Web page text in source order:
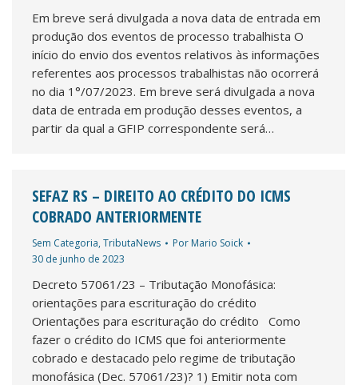
Em breve será divulgada a nova data de entrada em
produção dos eventos de processo trabalhista O
início do envio dos eventos relativos às informações
referentes aos processos trabalhistas não ocorrerá
no dia 1°/07/2023. Em breve será divulgada a nova
data de entrada em produção desses eventos, a
partir da qual a GFIP correspondente será…
SEFAZ RS – DIREITO AO CRÉDITO DO ICMS
COBRADO ANTERIORMENTE
Sem Categoria,TributaNews Por Mario Soick
30 de junho de 2023
Decreto 57061/23 – Tributação Monofásica:
orientações para escrituração do crédito
Orientações para escrituração do crédito Como
fazer o crédito do ICMS que foi anteriormente
cobrado e destacado pelo regime de tributação
monofásica (Dec. 57061/23)? 1) Emitir nota com